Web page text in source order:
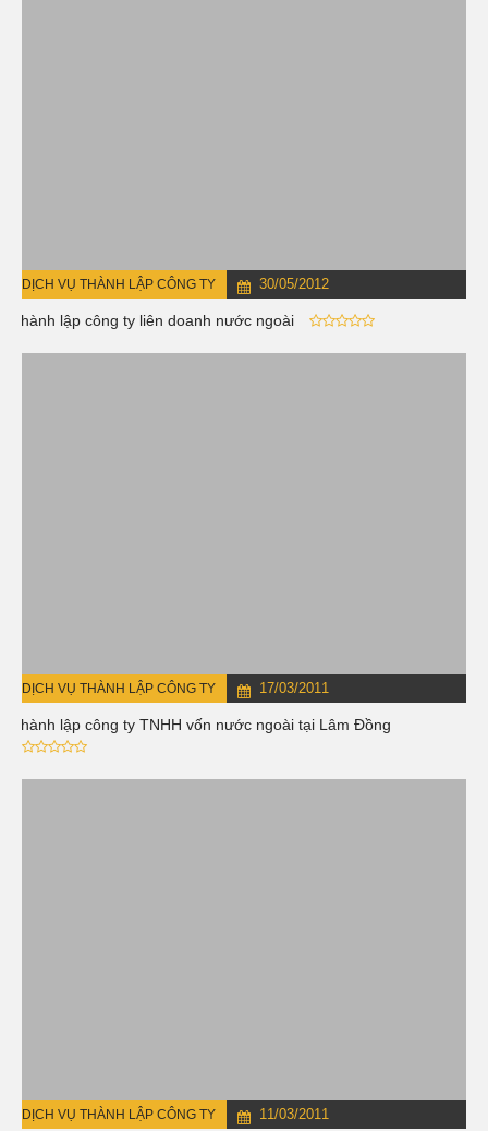
DỊCH VỤ THÀNH LẬP CÔNG TY 30/05/2012
Thành lập công ty liên doanh nước ngoài
DỊCH VỤ THÀNH LẬP CÔNG TY 17/03/2011
Thành lập công ty TNHH vốn nước ngoài tại Lâm Đồng
DỊCH VỤ THÀNH LẬP CÔNG TY 11/03/2011